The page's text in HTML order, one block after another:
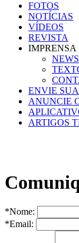
FOTOS
NOTÍCIAS
VÍDEOS
REVISTA
IMPRENSA
ENVIE
ANUNCIE
ARTIGOS
*Nome:
*Email: